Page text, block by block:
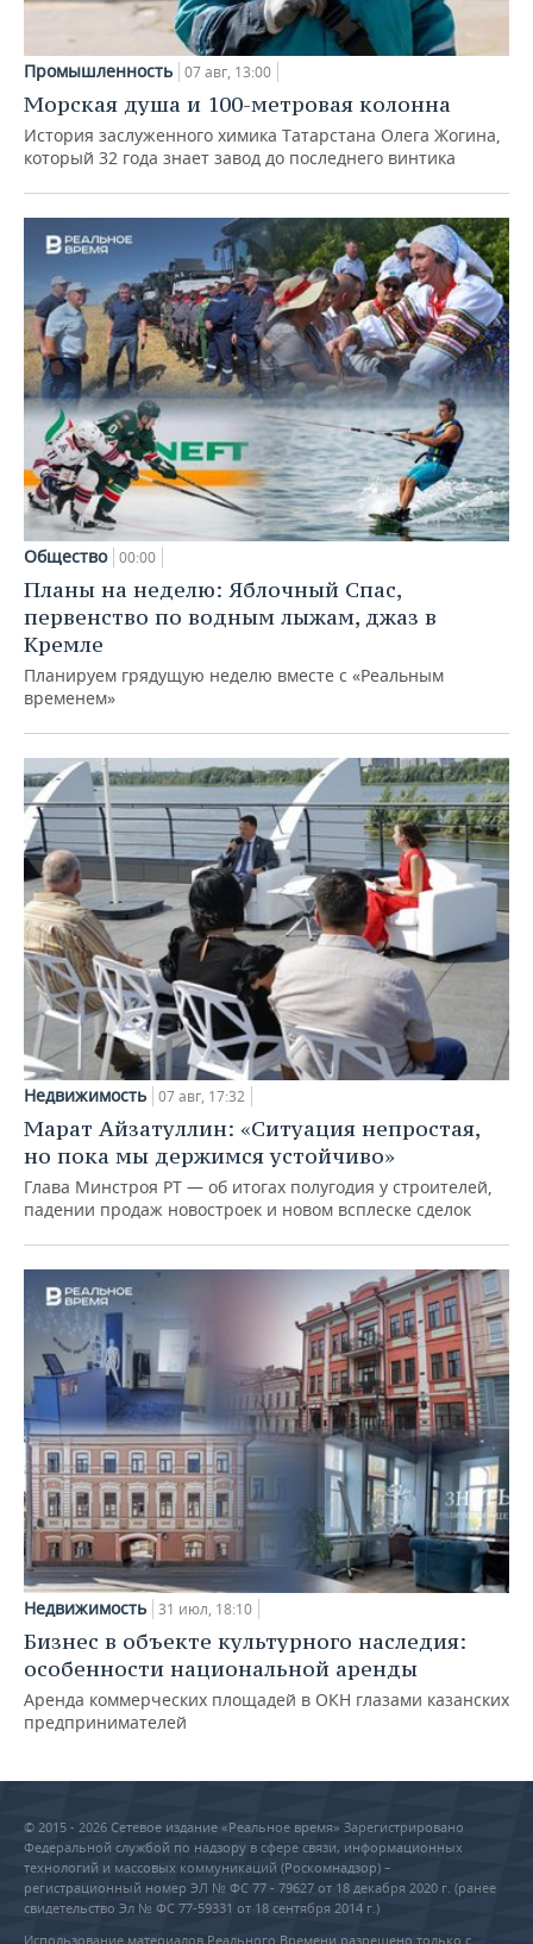
Промышленность 07 авг, 13:00
Морская душа и 100-метровая колонна
История заслуженного химика Татарстана Олега Жогина,
который 32 года знает завод до последнего винтика
Общество 00:00
Планы на неделю: Яблочный Спас,
первенство по водным лыжам, джаз в
Кремле
Планируем грядущую неделю вместе с «Реальным
временем»
Недвижимость 07 авг, 17:32
Марат Айзатуллин: «Ситуация непростая,
но пока мы держимся устойчиво»
Глава Минстроя РТ — об итогах полугодия у строителей,
падении продаж новостроек и новом всплеске сделок
Недвижимость 31 июл, 18:10
Бизнес в объекте культурного наследия:
особенности национальной аренды
Аренда коммерческих площадей в ОКН глазами казанских
предпринимателей
© 2015 - 2026 Сетевое издание «Реальное время» Зарегистрировано
Федеральной службой по надзору в сфере связи, информационных
технологий и массовых коммуникаций (Роскомнадзор) –
регистрационный номер ЭЛ № ФС 77 - 79627 от 18 декабря 2020 г. (ранее
свидетельство Эл № ФС 77-59331 от 18 сентября 2014 г.)
Использование материалов Реального Времени разрешено только с